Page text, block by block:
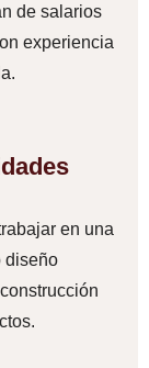
de salarios
experiencia
en una
diseño